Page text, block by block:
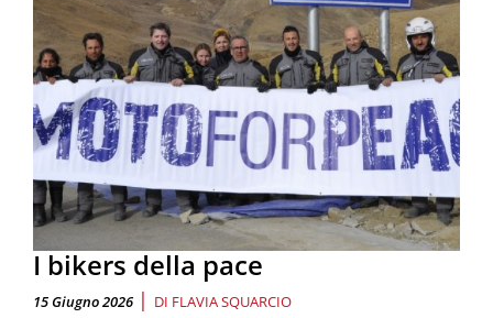
I bikers della pace
15 Giugno 2026 | DI FLAVIA SQUARCIO